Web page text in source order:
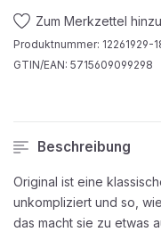
Zum Merkzettel
Produktnummer:
GTIN/EAN: 5715609099298
Beschreibung
Original ist eine
unkompliziert und so,
das macht sie zu etwas